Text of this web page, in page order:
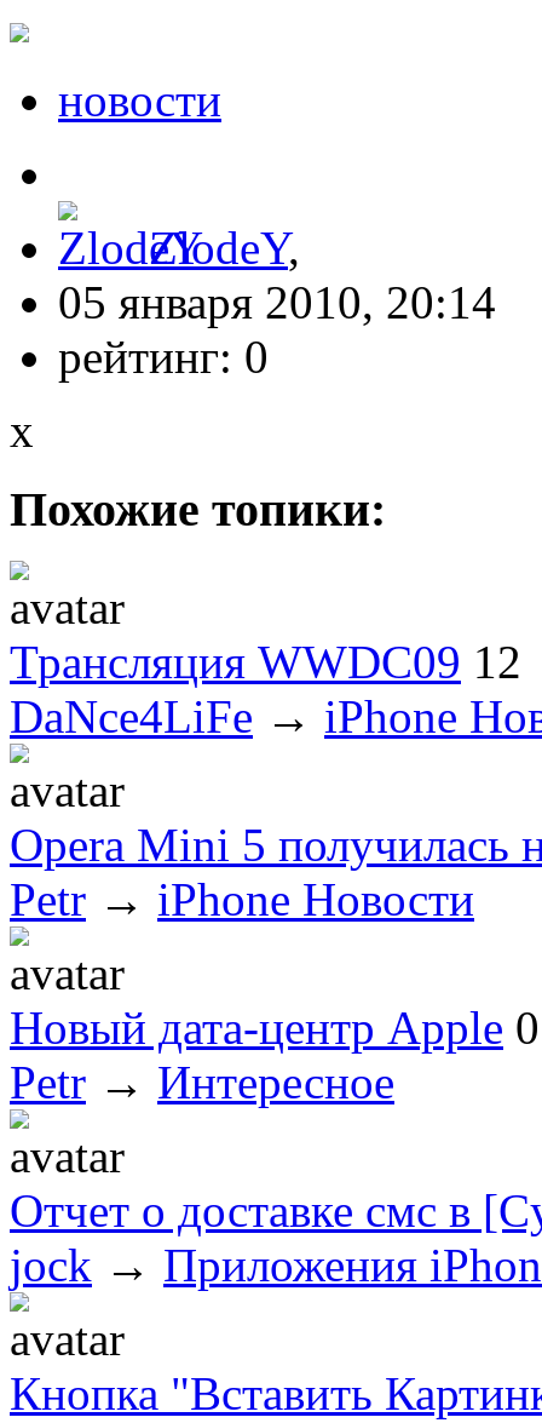
новости
ZlodeY,
05 января 2010, 20:14
рейтинг: 0
x
Похожие топики:
Трансляция WWDC09 12
DaNce4LiFe → iPhone
Opera Mini 5 получилась
Petr → iPhone Новости
Новый дата-центр Apple 0
Petr → Интересное
Отчет о доставке смс в
jock → Приложения
Кнопка "Вставить